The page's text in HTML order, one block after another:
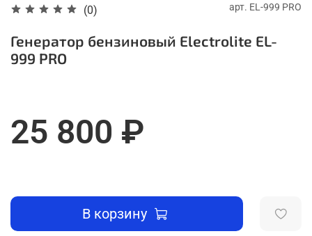
(0) арт. EL-999 PRO
Генератор бензиновый Electrolite EL-
999 PRO
25 800 ₽
В корзину